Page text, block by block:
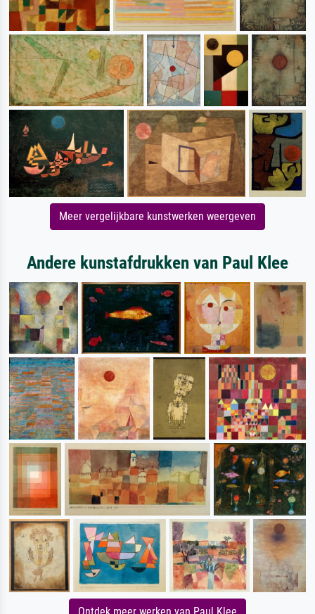
Meer vergelijkbare kunstwerken weergeven
Andere kunstafdrukken van Paul Klee